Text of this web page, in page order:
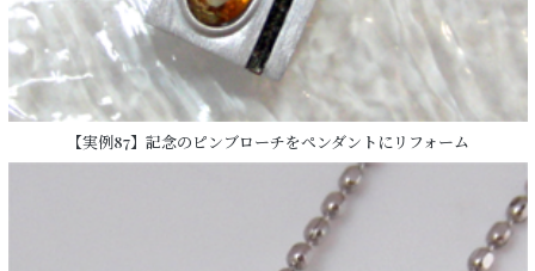
【実例87】記念のピンブローチをペンダントにリフォーム